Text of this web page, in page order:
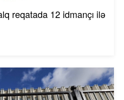
reqatada 12 idmançı ilə